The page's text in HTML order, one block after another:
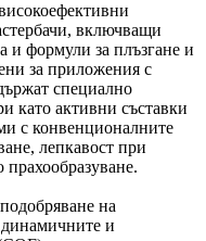
включващи
и формули за плъзгане и
за приложения с
специално
като активни съставки
с конвенционалните
лепкавост при
на
динамичните и